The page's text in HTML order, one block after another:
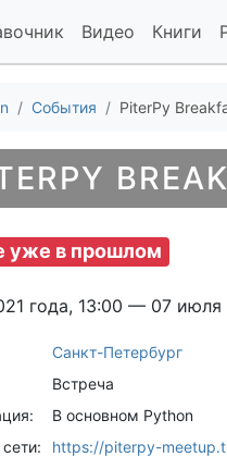
Видео Книги
События PiterPy
уже в прошлом
года, 13:00 — 07 июля
Санкт-Петербург
Встреча
В основном Python
https://piterpy-